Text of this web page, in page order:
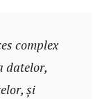
complex
datelor,
și